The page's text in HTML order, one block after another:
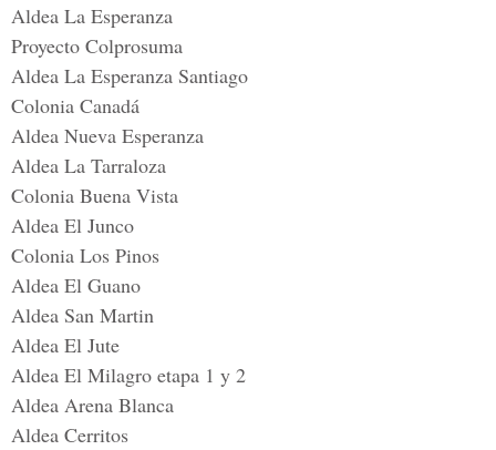
Aldea La Esperanza
Proyecto Colprosuma
Aldea La Esperanza Santiago
Colonia Canadá
Aldea Nueva Esperanza
Aldea La Tarraloza
Colonia Buena Vista
Aldea El Junco
Colonia Los Pinos
Aldea El Guano
Aldea San Martin
Aldea El Jute
Aldea El Milagro etapa 1 y 2
Aldea Arena Blanca
Aldea Cerritos